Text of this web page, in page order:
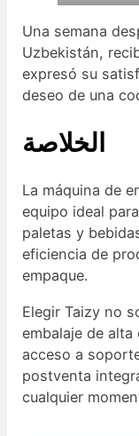
Una semana
Uzbekistán,
expresó su
deseo de una
الخلاصة
La máquina de
equipo ideal
paletas y
eficiencia de
empaque.
Elegir Taizy no
embalaje de
acceso a
postventa
cualquier